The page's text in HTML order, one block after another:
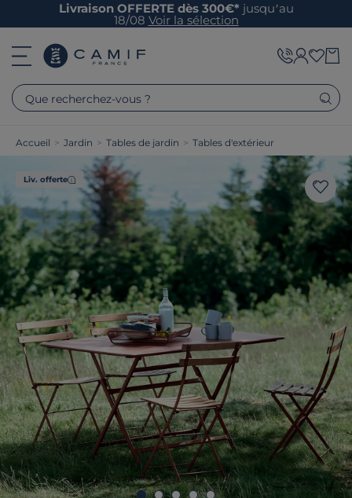
Livraison OFFERTE dès 300€* jusqu’au
18/08 Voir la sélection
Que recherchez-vous ?
Accueil > Jardin > Tables de jardin > Tables d'extérieur
Liv. offerte